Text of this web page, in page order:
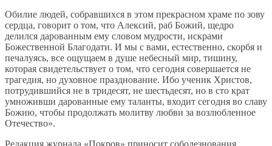
Обилие людей, собравшихся в этом прекрасном храме по зову
сердца, говорит о том, что Алексий, раб Божий, щедро
делился дарованным ему словом мудрости, искрами
Божественной Благодати. И мы с вами, естественно, скорбя и
печалуясь, все ощущаем в душе небесный мир, тишину,
которая свидетельствует о том, что сегодня совершается не
трагедия, но духовное празднование. Ибо ученик Христов,
потрудившийся не в тридесят, не шестьдесят, но в сто крат
умноживши дарованные ему таланты, входит сегодня во славу
Божию, чтобы продолжать молитву любви за возлюбленное
Отечество».